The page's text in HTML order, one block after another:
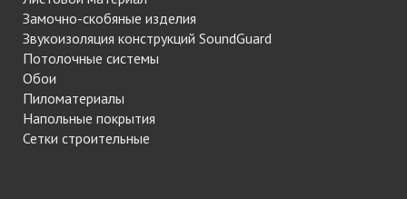
Замочно-скобяные изделия
Звукоизоляция конструкций SoundGuard
Потолочные системы
Обои
Пиломатериалы
Напольные покрытия
Сетки строительные